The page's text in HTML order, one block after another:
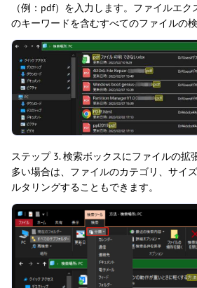
（例：pdf）を入力します。ファイルエ
のキーワードを含むすべてのファイルの検
ステップ 3. 検索ボックスにファイルの拡
多い場合は、ファイルのカテゴリ、サイ
ルタリングすることもできます。